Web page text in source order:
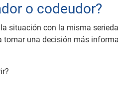
o codeudor?
situación con la misma
tomar una decisión más